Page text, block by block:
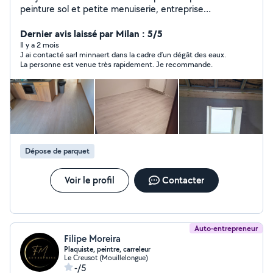
peinture sol et petite menuiserie, entreprise
contacter
Dernier avis laissé par Milan : 5/5
Il y a 2 mois
J ai contacté sarl minnaert dans la cadre d’un dégât des eaux.
La personne est venue très rapidement. Je recommande.
Dépose de parquet
Voir le profil Contacter
Auto-entrepreneur
Filipe Moreira
Plaquiste, peintre, carreleur
Le Creusot (Mouillelongue)
-/5